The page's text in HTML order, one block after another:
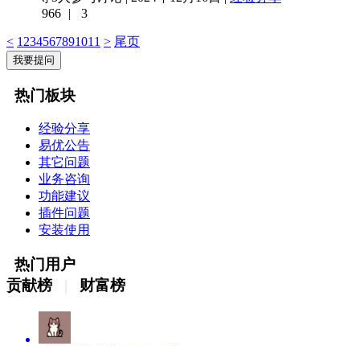
966 | 3
< 1 234567891011 > 尾页
我要提问
热门板块
经验分享
易优公告
其它问题
业务咨询
功能建议
插件问题
安装使用
热门用户
贡献榜
财富榜